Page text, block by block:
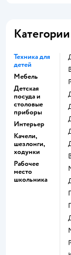
Категории
Техника для
детей
Мебель
Детская
посуда и
столовые
приборы
Интерьер
Качели,
шезлонги,
ходунки
Рабочее
место
школьника